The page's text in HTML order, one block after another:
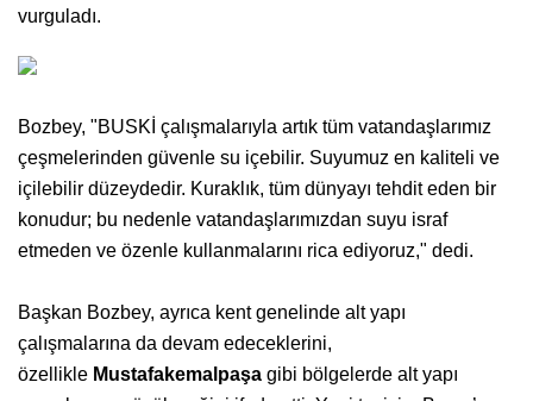
vurguladı.
Bozbey, "BUSKİ çalışmalarıyla artık tüm vatandaşlarımız
çeşmelerinden güvenle su içebilir. Suyumuz en kaliteli ve
içilebilir düzeydedir. Kuraklık, tüm dünyayı tehdit eden bir
konudur; bu nedenle vatandaşlarımızdan suyu israf
etmeden ve özenle kullanmalarını rica ediyoruz," dedi.
Başkan Bozbey, ayrıca kent genelinde alt yapı
çalışmalarına da devam edeceklerini,
özellikle Mustafakemalpaşa gibi bölgelerde alt yapı